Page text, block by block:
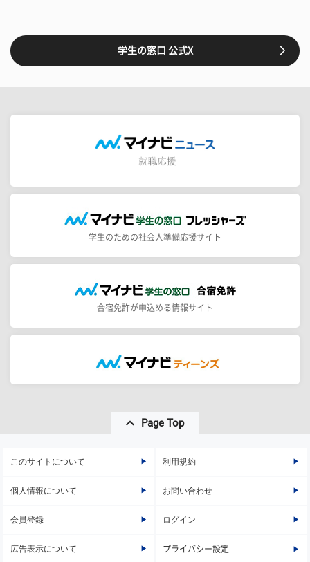
学生の窓口 公式X
学生のための社会人準備応援サイト
合宿免許が申込める情報サイト
Page Top
このサイトについて 利用規約
個人情報について お問い合わせ
会員登録 ログイン
広告表示について プライバシー設定